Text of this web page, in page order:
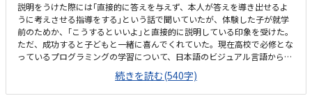
説明をうけた際には｢直接的に答えを与えず、本人が答えを導き出せるよ
うに考えさせる指導をする｣という話で聞いていたが、体験した子が就学
前のためか、｢こうするといいよ｣と直接的に説明している印象を受けた。
ただ、成功すると子どもと一緒に喜んでくれていた。現在高校で必修とな
っているプログラミングの学習について、日本語のビジュアル言語からは
じめ、本格的なテキストコーディングまでを段階的にステップアップして
繋げ将来必要な力まで着実に身に付けることが出来そうだと感じた。ま
た、ゲームを作成し他の生徒から評価をうけることが出来るという仕組み
続きを読む(540字)